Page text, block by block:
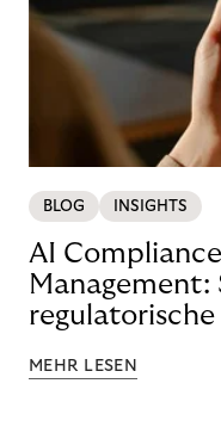
BLOG INSIGHTS
AI
Management:
MEHR LESEN